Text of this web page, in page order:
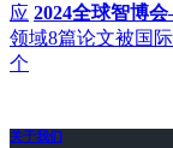
应 2024全球智博
领域8篇论文被国
个
关于我们